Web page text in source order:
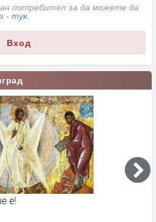
потребител за да можете да
- тук
Вход
от Асеновград отново без